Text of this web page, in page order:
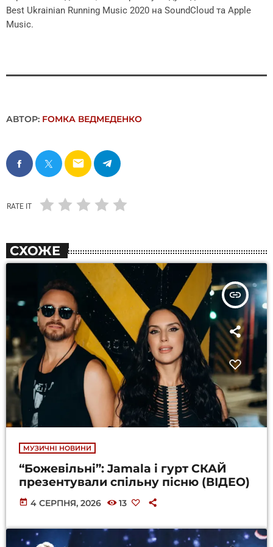
Best Ukrainian Running Music 2020 на SoundCloud та Apple
Music.
АВТОР: FОMКА ВЕДМЕДЕНКО
email
RATE IT
СХОЖЕ
insert_link
МУЗИЧНІ НОВИНИ
“Божевільні”: Jamala і гурт СКАЙ
презентували спільну пісню (ВІДЕО)
today 4 СЕРПНЯ, 2026 13